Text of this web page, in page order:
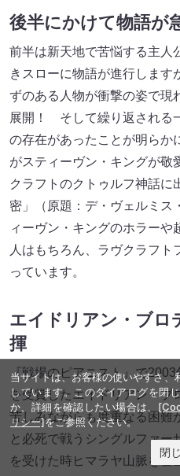
後半にかけて物語が
前半は新天地で苦悩する主人
きスローに物語が進行します
ずのある人物が衝撃の姿で現
展開！ そして繰り返される
の存在があったことが明らか
がスティーヴン・キングが敬
クラフトのクトゥルフ神話に
密」（原題：デ・ヴェルミス
ィーヴン・キングのホラーや
人はもちろん、ラヴクラフ
っています。
エイドリアン・ブロ
揮
『戦場のピアニスト』で
を受賞したエイドリアン・ブ
苦しみながらも度重なる困難
と必死で戦うシングルファー
を受けた時ヒマラヤ山脈を登
当サイトは、お客様の使いやすさ
しています。このダイアログを閉
か、詳細を確認したい場合は、
リシー]をご参照ください。
閉